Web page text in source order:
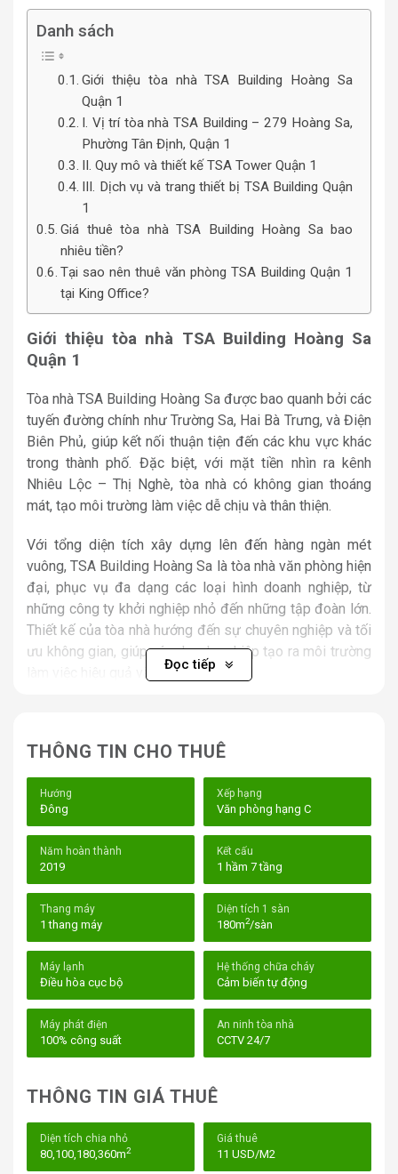
Danh sách
Giới thiệu tòa nhà TSA Building Hoàng Sa
Quận 1
I. Vị trí tòa nhà TSA Building – 279 Hoàng Sa,
Phường Tân Định, Quận 1
II. Quy mô và thiết kế TSA Tower Quận 1
III. Dịch vụ và trang thiết bị TSA Building Quận
1
Giá thuê tòa nhà TSA Building Hoàng Sa bao
nhiêu tiền?
Tại sao nên thuê văn phòng TSA Building Quận 1
tại King Office?
Giới thiệu tòa nhà TSA Building Hoàng Sa
Quận 1
Tòa nhà TSA Building Hoàng Sa được bao quanh bởi các
tuyến đường chính như Trường Sa, Hai Bà Trưng, và Điện
Biên Phủ, giúp kết nối thuận tiện đến các khu vực khác
trong thành phố. Đặc biệt, với mặt tiền nhìn ra kênh
Nhiêu Lộc – Thị Nghè, tòa nhà có không gian thoáng
mát, tạo môi trường làm việc dễ chịu và thân thiện.
Với tổng diện tích xây dựng lên đến hàng ngàn mét
vuông, TSA Building Hoàng Sa là tòa nhà văn phòng hiện
đại, phục vụ đa dạng các loại hình doanh nghiệp, từ
những công ty khởi nghiệp nhỏ đến những tập đoàn lớn.
Thiết kế của tòa nhà hướng đến sự chuyên nghiệp và tối
ưu không gian, giúp các doanh nghiệp tạo ra môi trường
làm việc hiệu quả và năng suất.
cao cấp, đáp ứng đầy đủ các nhu cầu của một văn
phòng hiện đại. Với mục tiêu mang đến sự thoải mái và
tiện lợi cho doanh nghiệp, tòa nhà được trang bị các thiết
bị hiện đại, quản lý chuyên nghiệp và bảo trì định kỳ,
đảm bảo không gian làm việc luôn trong tình trạng tốt
nhất.
Tòa nhà TSA Building Hoàng Sa
I. Vị trí tòa nhà TSA Building – 279 Hoàng
Sa, Phường Tân Định, Quận 1
Đọc tiếp
THÔNG TIN CHO THUÊ
Hướng
Đông
Xếp hạng
Văn phòng hạng C
Năm hoàn thành
2019
Kết cấu
1 hầm 7 tầng
Thang máy
1 thang máy
Diện tích 1 sàn
180m2/sàn
Máy lạnh
Điều hòa cục bộ
Hệ thống chữa cháy
Cảm biến tự động
Máy phát điện
100% công suất
An ninh tòa nhà
CCTV 24/7
THÔNG TIN GIÁ THUÊ
Diện tích chia nhỏ
80,100,180,360m2
Giá thuê
11 USD/M2